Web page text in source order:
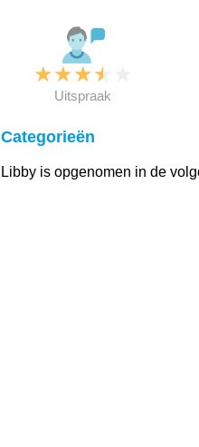
★★★★
Uitspraak
Categorieën
Libby is opgenomen in de